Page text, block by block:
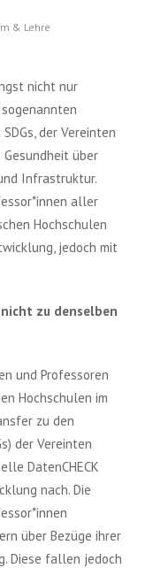
& Lehre
nicht nur
der Vereinten
über
Infrastruktur.
aller
Hochschulen
jedoch mit
zu denselben
und Professoren
Hochschulen im
zu den
der Vereinten
DatenCHECK
nach. Die
über Bezüge ihrer
Diese fallen jedoch